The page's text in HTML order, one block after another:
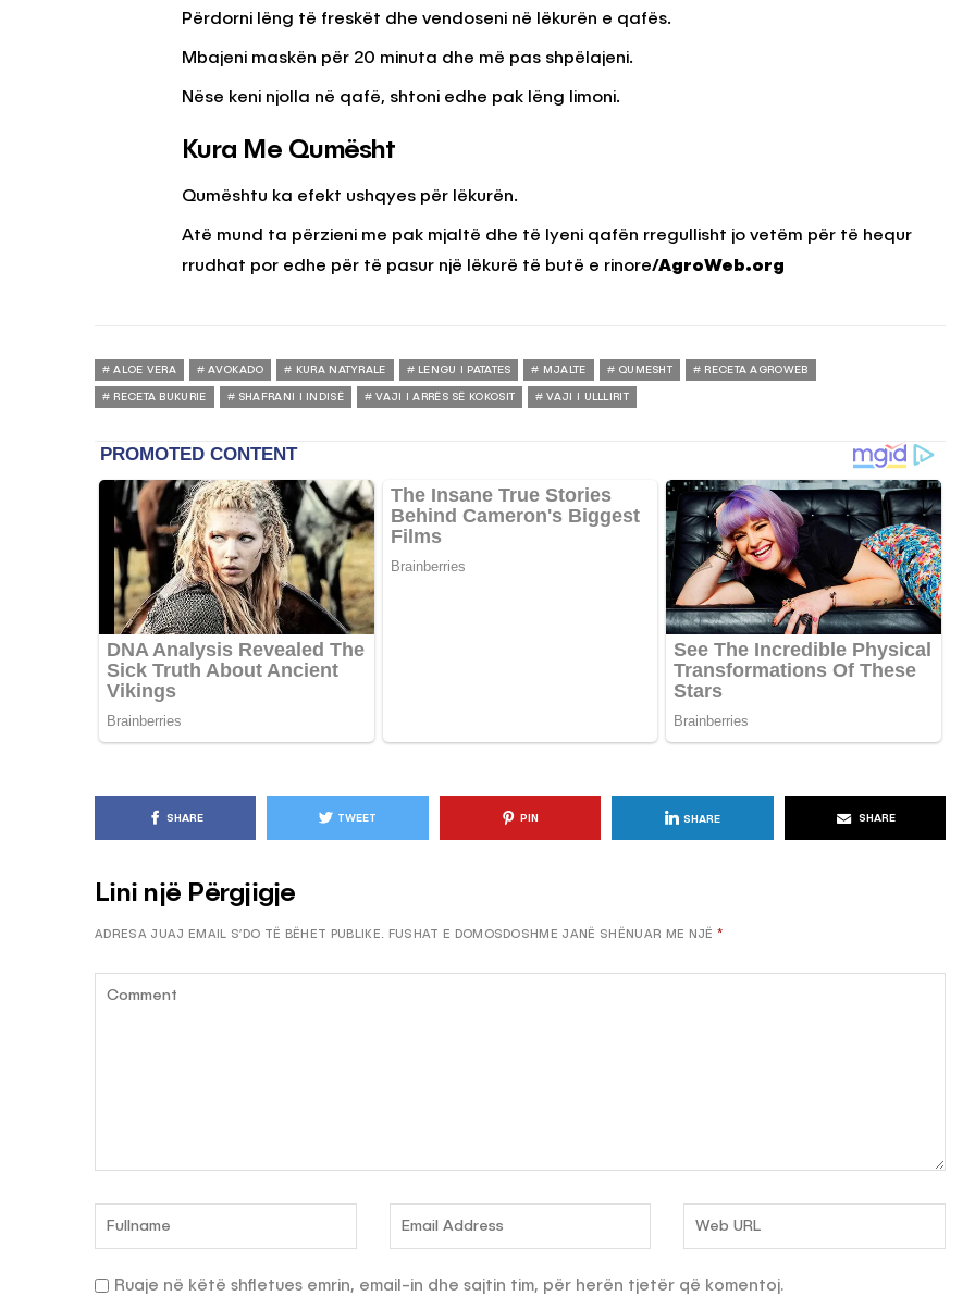
Përdorni lëng të freskët dhe vendoseni në lëkurën e qafës.
Mbajeni maskën për 20 minuta dhe më pas shpëlajeni.
Nëse keni njolla në qafë, shtoni edhe pak lëng limoni.
Kura Me Qumësht
Qumështu ka efekt ushqyes për lëkurën.
Atë mund ta përzieni me pak mjaltë dhe të lyeni qafën rregullisht jo vetëm për të hequr
rrudhat por edhe për të pasur një lëkurë të butë e rinore/AgroWeb.org
ALOE VERA AVOKADO KURA NATYRALE LENGU I PATATES MJALTE QUMESHT RECETA AGROWEB
RECETA BUKURIE SHAFRANI I INDISË VAJI I ARRËS SË KOKOSIT VAJI I ULLLIRIT
SHARE TWEET PIN SHARE SHARE
Lini një Përgjigje
ADRESA JUAJ EMAIL S’DO TË BËHET PUBLIKE. FUSHAT E DOMOSDOSHME JANË SHËNUAR ME NJË *
Ruaje në këtë shfletues emrin, email-in dhe sajtin tim, për herën tjetër që komentoj.